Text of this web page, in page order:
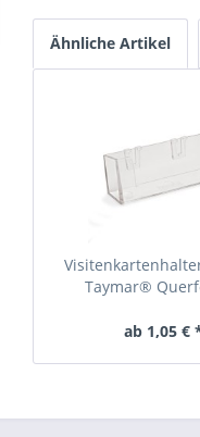
Ähnliche Artikel
Taymar®
ab 1,05 €